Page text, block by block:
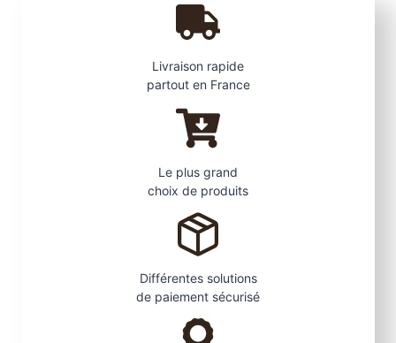
Livraison rapide
partout en France
Le plus grand
choix de produits
Différentes solutions
de paiement sécurisé